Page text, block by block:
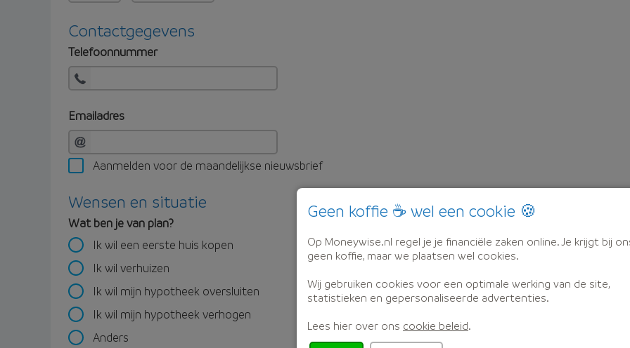
Contactgegevens
Telefoonnummer
Emailadres
Aanmelden voor de maandelijkse nieuwsbrief
Wensen en situatie
Wat ben je van plan?
Ik wil een eerste huis kopen
Ik wil verhuizen
Ik wil mijn hypotheek oversluiten
Ik wil mijn hypotheek verhogen
Anders
Geen koffie ☕ wel een cookie 🍪
Op Moneywise.nl regel je je financiële zaken online. Je krijgt bij
geen koffie, maar we plaatsen wel cookies.
Wij gebruiken cookies voor een optimale werking van de site,
statistieken en gepersonaliseerde advertenties.
Lees hier over ons cookie beleid.